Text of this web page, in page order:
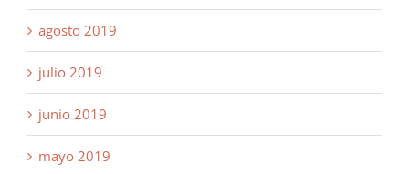
agosto 2019
julio 2019
junio 2019
mayo 2019